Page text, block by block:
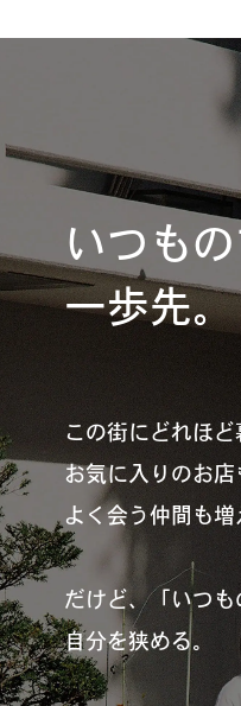
#健康
#パイセ
札幌
#僕ら
古着
いつも
一歩先。
この街にどれほど
お気に入りのお店
よく会う仲間も増
だけど、「いつ
自分を狭める。